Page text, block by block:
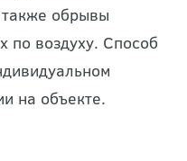
обрывы
по воздуху. Способ
на объекте.